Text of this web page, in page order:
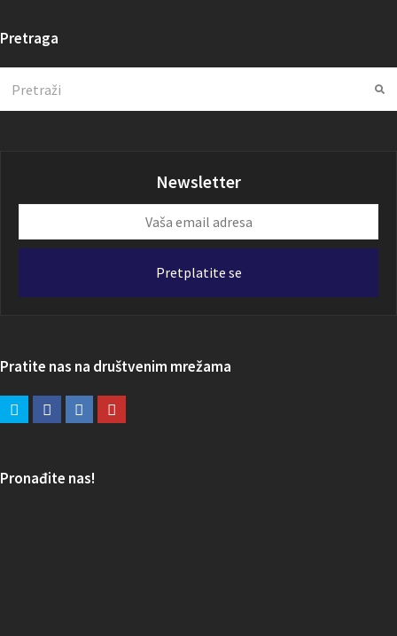
Pretraga
Newsletter
email
Pretplatite se
Pratite nas na društvenim mrežama
Pronađite nas!